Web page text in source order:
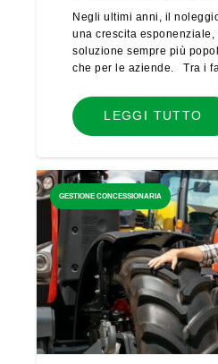
Negli ultimi anni, il
una crescita esponenziale,
soluzione sempre più
che per le aziende. Tra i
LEGGI TUTTO
GESTIONE CONCESSIONARIA